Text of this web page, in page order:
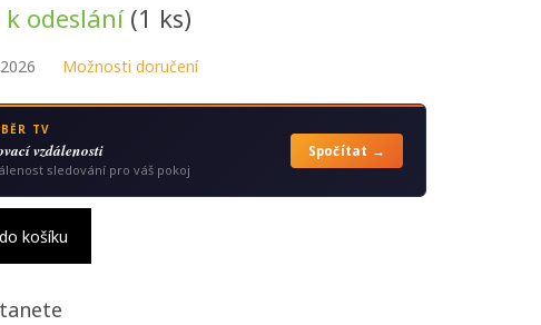
odeslání (1 ks)
Možnosti doručení
TV
vzdálenosti
sledování pro váš pokoj
Spočítat →
košíku